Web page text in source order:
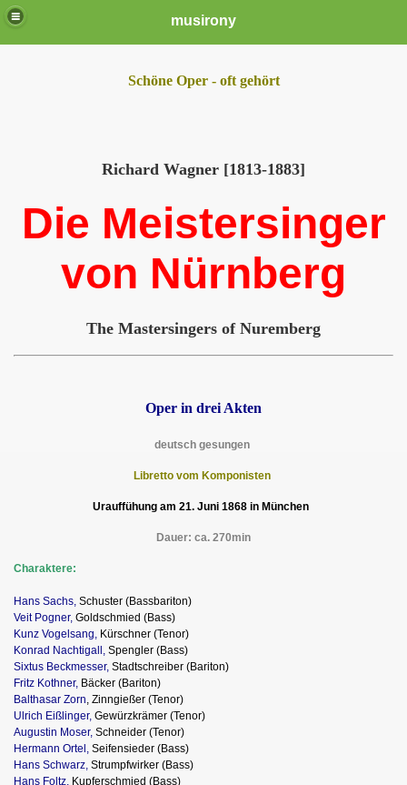
musirony
Schöne Oper - oft gehört
Richard Wagner [1813-1883]
Die Meistersinger
von Nürnberg
The Mastersingers of Nuremberg
Oper in drei Akten
deutsch gesungen
Libretto vom Komponisten
Urauffühung am 21. Juni 1868 in München
Dauer: ca. 270min
Charaktere:
Hans Sachs, Schuster (Bassbariton)
Veit Pogner, Goldschmied (Bass)
Kunz Vogelsang, Kürschner (Tenor)
Konrad Nachtigall, Spengler (Bass)
Sixtus Beckmesser, Stadtschreiber (Bariton)
Fritz Kothner, Bäcker (Bariton)
Balthasar Zorn, Zinngießer (Tenor)
Ulrich Eißlinger, Gewürzkrämer (Tenor)
Augustin Moser, Schneider (Tenor)
Hermann Ortel, Seifensieder (Bass)
Hans Schwarz, Strumpfwirker (Bass)
Hans Foltz, Kupferschmied (Bass)